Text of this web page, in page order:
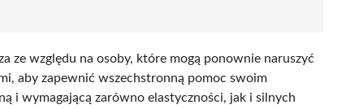
ze względu na osoby, które mogą ponownie naruszyć
aby zapewnić wszechstronną pomoc swoim
i wymagającą zarówno elastyczności, jak i silnych